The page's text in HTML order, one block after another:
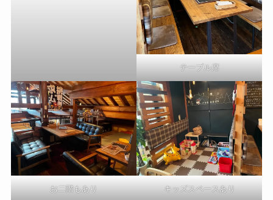
テーブル席
お二階もあり キッズスペースあり